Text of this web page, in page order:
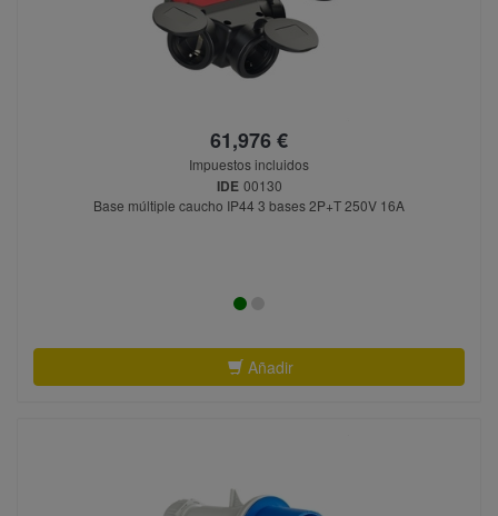
61,976 €
Impuestos incluidos
IDE 00130
Base múltiple caucho IP44 3 bases 2P+T 250V 16A
Añadir